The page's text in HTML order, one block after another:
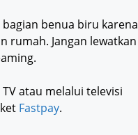
benua biru karena
rumah. Jangan lewatkan
atau melalui televisi
Fastpay.